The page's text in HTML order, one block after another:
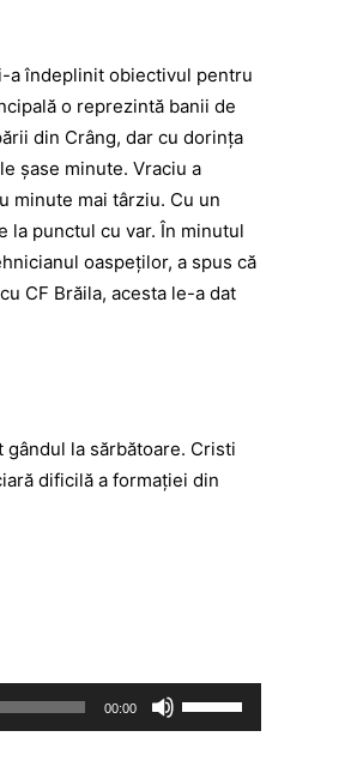
a îndeplinit obiectivul pentru
o reprezintă banii de
din Crâng, dar cu dorinţa
şase minute. Vraciu a
minute mai târziu. Cu un
la punctul cu var. În minutul
oaspeţilor, a spus că
CF Brăila, acesta le-a dat
la sărbătoare. Cristi
dificilă a formaţiei din
00:00
tastele